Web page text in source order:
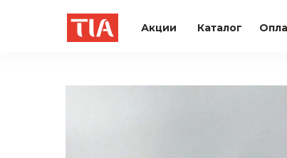
Каталог
Акции